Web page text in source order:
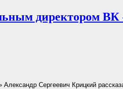
директором
Сергеевич Крицкий